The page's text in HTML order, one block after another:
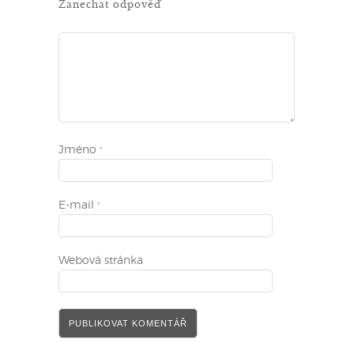
Zanechat odpověď
Jméno *
E-mail *
Webová stránka